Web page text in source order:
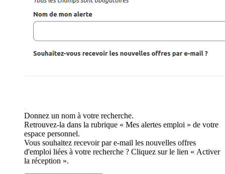
Donnez un nom à votre recherche.
Retrouvez-la dans la rubrique « Mes alertes emploi » de votre
espace personnel.
Vous souhaitez recevoir par e-mail les nouvelles offres
d'emploi liées à votre recherche ? Cliquez sur le lien « Activer
la réception ».